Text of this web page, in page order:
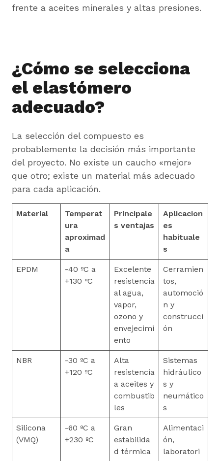
frente a aceites minerales y altas presiones.
¿Cómo se selecciona
el elastómero
adecuado?
La selección del compuesto es
probablemente la decisión más importante
del proyecto. No existe un caucho «mejor»
que otro; existe un material más adecuado
para cada aplicación.
Material
Temperat
ura
aproximad
a
Principale
s ventajas
Aplicacion
es
habituale
s
EPDM
-40 ºC a
+130 ºC
Excelente
resistencia
al agua,
vapor,
ozono y
envejecimi
ento
Cerramien
tos,
automoció
n y
construcci
ón
NBR
-30 ºC a
+120 ºC
Alta
resistencia
a aceites y
combustib
les
Sistemas
hidráulico
s y
neumático
s
Silicona
(VMQ)
-60 ºC a
+230 ºC
Gran
estabilida
d térmica
Alimentaci
ón,
laboratori